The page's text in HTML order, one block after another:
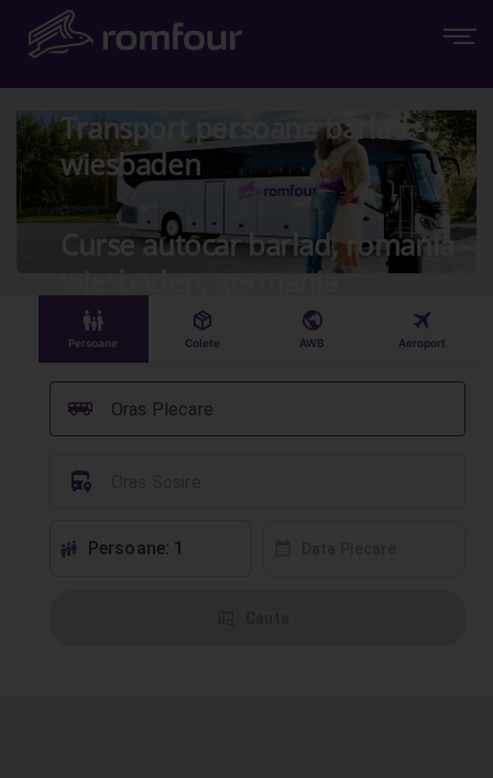
Transport persoane barlad -
wiesbaden
Curse autocar barlad, romania -
wiesbaden, germania
󱠣
Persoane
󰏗
Colete
󰇧
AWB
󰀝
Aeroport
Oras Plecare
󰞠
󱈒
󱕱 Persoane: 1